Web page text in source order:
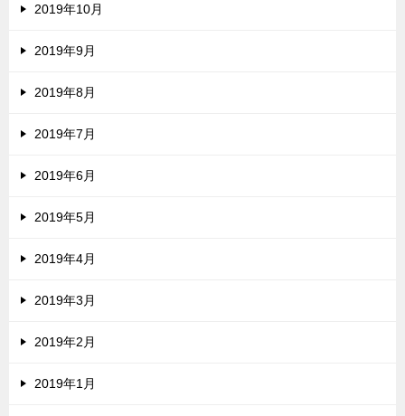
2019年10月
2019年9月
2019年8月
2019年7月
2019年6月
2019年5月
2019年4月
2019年3月
2019年2月
2019年1月